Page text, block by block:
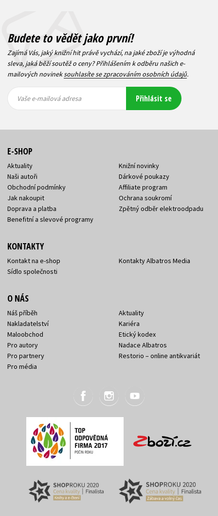
Budete to vědět jako první!
Zajímá Vás, jaký knižní hit právě vychází, na jaké zboží je výhodná
sleva, jaká běží soutěž o ceny? Přihlášením k odběru našich e-
mailových novineksouhlasíte se zpracováním osobních údajů.
mailová
mailová
Vaše e-mailová adresa Přihlásit se
E-SHOP
Aktuality
Naši autoři
Obchodní podmínky
Jak nakoupit
Doprava a platba
Benefitní a slevové programy
Knižní novinky
Dárkové poukazy
Affiliate program
Ochrana soukromí
Zpětný odběr elektroodpadu
KONTAKTY
Kontakt na e-shop
Sídlo společnosti
Kontakty Albatros Media
O NÁS
Náš příběh
Nakladatelství
Maloobchod
Pro autory
Pro partnery
Pro média
Aktuality
Kariéra
Etický kodex
Nadace Albatros
Restorio – online antikvariát